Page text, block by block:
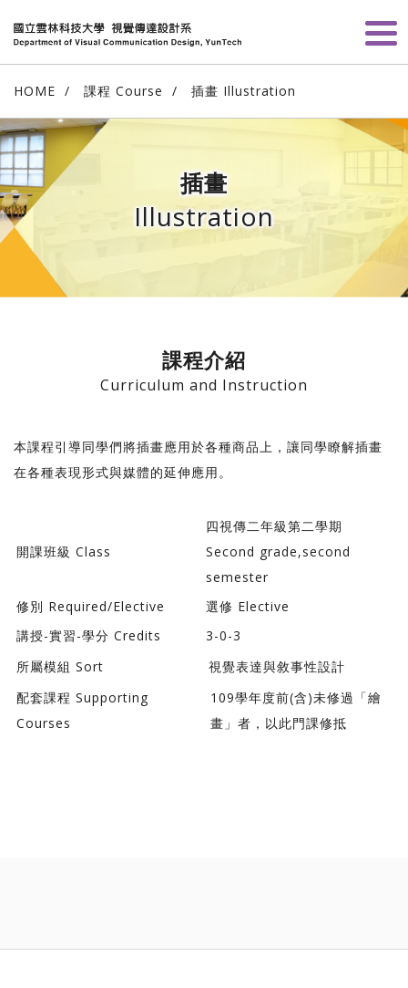
HOME 課程 Course 插畫 Illustration
插畫
Illustration
課程介紹
Curriculum and Instruction
本課程引導同學們將插畫應用於各種商品上，讓同學瞭解插畫
在各種表現形式與媒體的延伸應用。
開課班級 Class
四視傳二年級第二學期
Second grade,second
semester
修別 Required/Elective
選修 Elective
講授-實習-學分 Credits
3-0-3
所屬模組 Sort
視覺表達與敘事性設計
配套課程 Supporting
Courses
109學年度前(含)未修過「繪
畫」者，以此門課修抵